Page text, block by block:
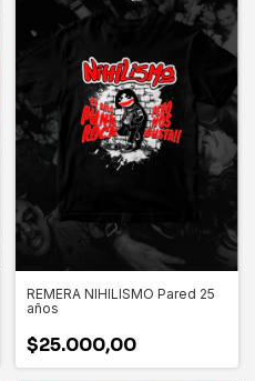
REMERA NIHILISMO Pared 25
años
$25.000,00